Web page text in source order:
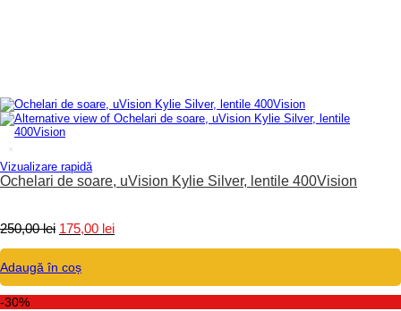
Vizualizare rapidă
Ochelari de soare, uVision Kylie Silver, lentile 400Vision
250,00lei Prețul
fost:
250,00 lei.
175,00 leiPrețul
Adaugă în coș
-30%